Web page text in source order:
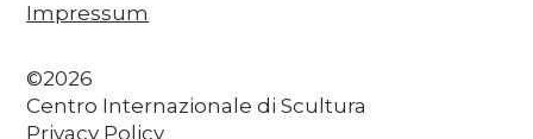
Impressum
©2026
Centro Internazionale di Scultura
Privacy Policy